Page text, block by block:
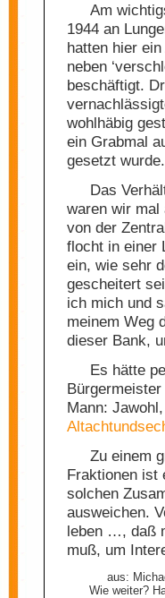
Am
1944 an
hatten hier
neben
beschäftigt.
wohlhäbig
ein Grabmal
gesetzt
Das
waren wir mal
von der
flocht in einer
ein, wie sehr
gescheitert
ich mich und
meinem Weg
dieser Bank,
Es hätte
Mann:
Zu einem
Fraktionen ist
solchen
ausweichen.
leben …, daß
muß, um
aus:
Wie weiter?